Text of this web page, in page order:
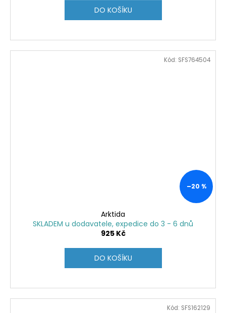
DO KOŠÍKU
–20 %
Arktida
SKLADEM u dodavatele, expedice do 3 - 6 dnů
925 Kč
DO KOŠÍKU
Kód: SFS764504
Kód: SFS162129